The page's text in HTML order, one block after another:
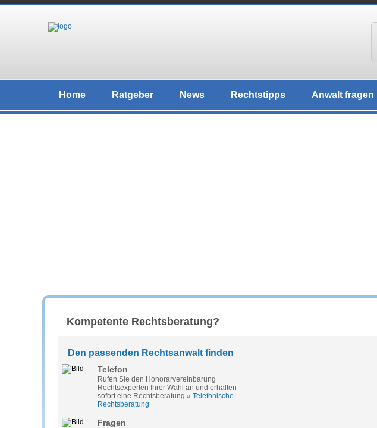
Home Ratgeber News Rechtstipps Anwalt fragen
Kompetente Rechtsberatung?
Den passenden Rechtsanwalt finden
Telefon
Rufen Sie den Honorarvereinbarung
Rechtsexperten Ihrer Wahl an und erhalten
sofort eine Rechtsberatung » Telefonische
Rechtsberatung
Fragen